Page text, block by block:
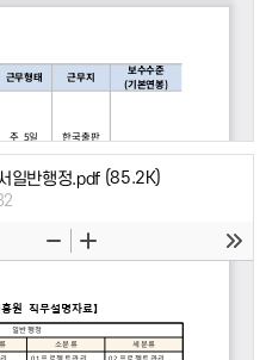
일반행정.pdf(85.2K)